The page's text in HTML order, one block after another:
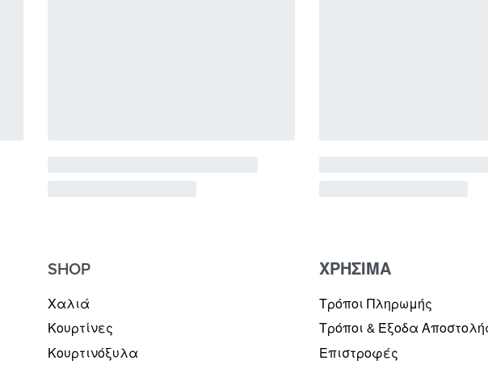
SHOP
Χαλιά
Κουρτίνες
Κουρτινόξυλα
ΧΡΗΣΙΜΑ
Τρόποι Πληρωμής
Τρόποι & Έξοδα
Επιστροφές